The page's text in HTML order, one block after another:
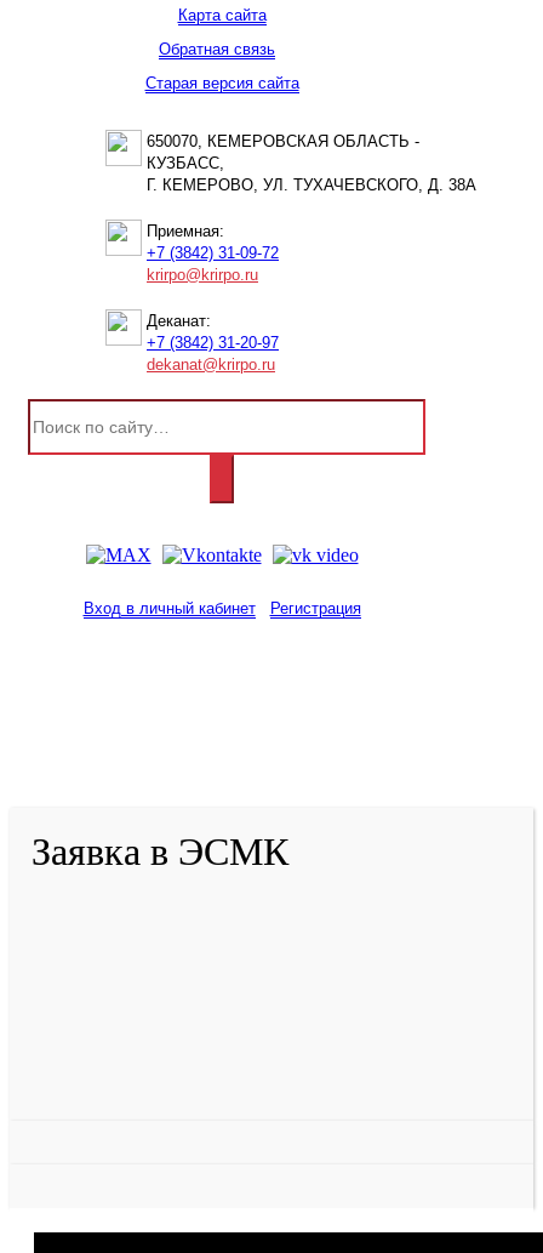
Карта сайта
Обратная связь
Старая версия сайта
650070, КЕМЕРОВСКАЯ ОБЛАСТЬ -
КУЗБАСС,
Г. КЕМЕРОВО, УЛ. ТУХАЧЕВСКОГО, Д. 38А
Приемная:
+7 (3842) 31-09-72
krirpo@krirpo.ru
Деканат:
+7 (3842) 31-20-97
dekanat@krirpo.ru
Вход в личный кабинет Регистрация
Заявка в ЭСМК